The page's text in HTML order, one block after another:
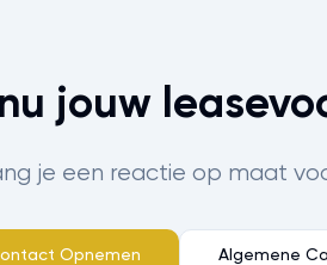
jouw
je een reactie op maat
Opnemen Algemene